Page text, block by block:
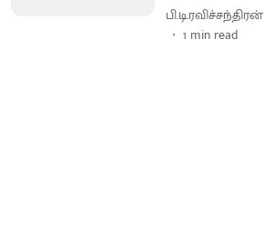
பி.டி.ரவிச்சந்திரன்
1 min read